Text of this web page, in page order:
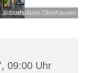
© Stadtpfarrei Oberhausen
09:00 Uhr